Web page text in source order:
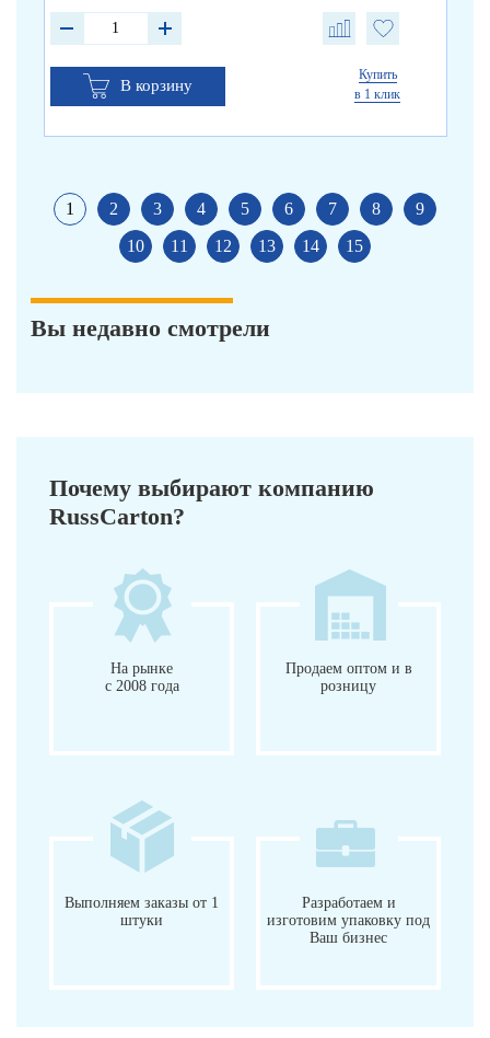
В корзину
Купить
в 1 клик
1 2 3 4 5 6 7 8
9
10
11 12 13 14 15
Вы недавно смотрели
Почему выбирают компанию
RussCarton?
На рынке
с 2008 года
Продаем оптом и в
розницу
Выполняем заказы от 1
штуки
Разработаем и
изготовим упаковку под
Ваш бизнес